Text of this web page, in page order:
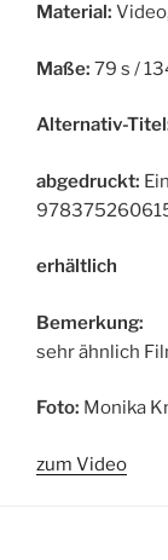
Material:
Maße: 79 s /
Alternativ-
abgedruckt:
erhältlich
Bemerkung:
sehr ähnlich
Foto: Monika
zum Video